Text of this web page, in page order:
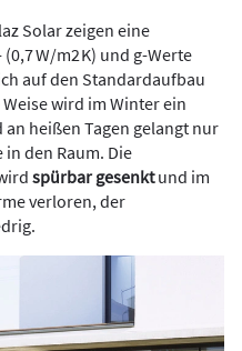
Solar zeigen eine
W/m2 K) und g-Werte
auf den Standardaufbau
wird im Winter ein
heißen Tagen gelangt nur
in den Raum. Die
spürbar gesenktund im
verloren, der